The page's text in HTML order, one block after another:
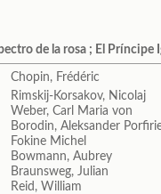
de la rosa ; El Príncipe
Chopin, Frédéric
Rimskij-Korsakov, Nicolaj
Weber, Carl Maria von
Borodin, Aleksander
Fokine Michel
Bowmann, Aubrey
Braunsweg, Julian
Reid, William